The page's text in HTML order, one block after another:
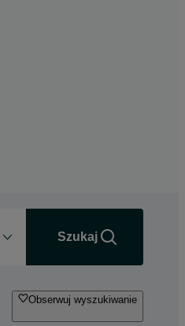
Szukaj
Obserwuj wyszukiwanie